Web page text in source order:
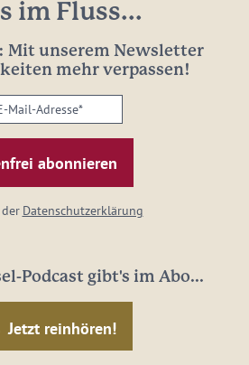
im Fluss...
Mit unserem Newsletter
mehr verpassen!
Datenschutzerklärung
Podcast gibt's im Abo...
Jetzt reinhören!